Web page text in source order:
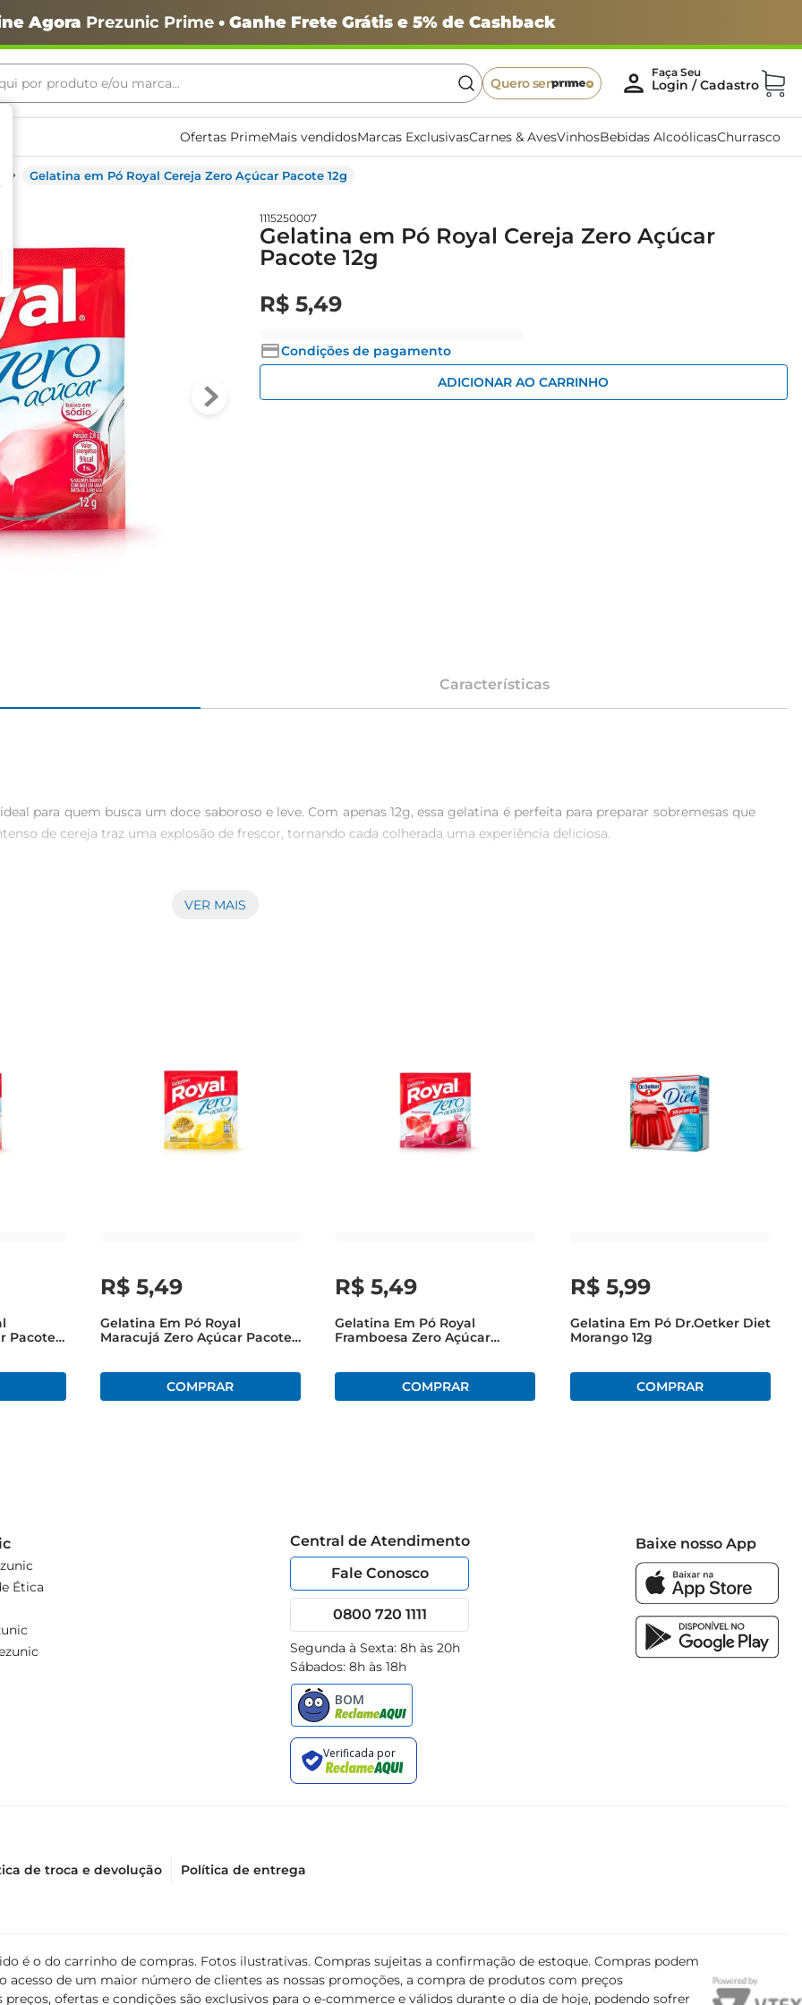
Agora Prezunic Prime• Ganhe Frete Grátis e 5% de Cashback
por produto e/ou marca...
Quero ser
Ofertas PrimeMais vendidosMarcas ExclusivasCarnes & AvesVinhosBebidas AlcoólicasChurrasco
Gelatina em Pó Royal Cereja Zero Açúcar Pacote 12g
1115250007
Gelatina em Pó Royal Cereja Zero Açúcar
Pacote 12g
R$ 5,49
Condições de pagamento
ADICIONAR AO CARRINHO
Características
para quem busca um doce saboroso e leve. Com apenas 12g, essa gelatina é perfeita para preparar sobremesas que
de cereja traz uma explosão de frescor, tornando cada colherada uma experiência deliciosa.
seguir as instruções na embalagem para obter uma textura perfeita. Além de ser uma opção refrescante para o lanche,
fórmula que atende àsnecessidades de quem busca uma alimentação mais saudável. Com um sabor irresistível de
para qualquer momento do dia.
VER MAIS
Pacote
R$ 5,49
Gelatina Em Pó Royal
Maracujá Zero Açúcar Pacote
R$ 5,49
Gelatina Em Pó Royal
Framboesa Zero Açúcar
R$ 5,99
Gelatina Em Pó Dr.Oetker Diet
Morango 12g
Ética
Central de Atendimento
Fale Conosco
0800 720 1111
Segunda à Sexta: 8h às 20h
Sábados: 8h às 18h
Baixe nosso App
de troca e devolução Política de entrega
é o do carrinho de compras. Fotos ilustrativas. Compras sujeitas a confirmação de estoque. Compras podem
acesso de um maior número de clientes as nossas promoções, a compra de produtos com preços
ofertas e condições são exclusivos para o e-commerce e válidos durante o dia de hoje, podendo sofrer
buscados